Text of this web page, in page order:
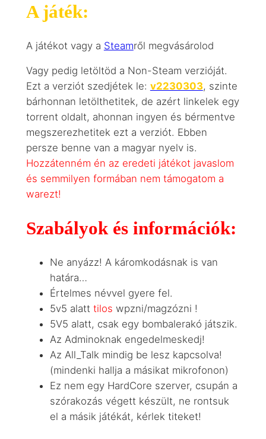
A játék:
A játékot vagy a Steamről megvásárolod
Vagy pedig letöltöd a Non-Steam verzióját.
Ezt a verziót szedjétek le: v2230303, szinte
bárhonnan letölthetitek, de azért linkelek egy
torrent oldalt, ahonnan ingyen és bérmentve
megszerezhetitek ezt a verziót. Ebben
persze benne van a magyar nyelv is.
Hozzátenném én az eredeti játékot javaslom
és semmilyen formában nem támogatom a
warezt!
Szabályok és információk:
Ne anyázz! A káromkodásnak is van
határa…
Értelmes névvel gyere fel.
5v5 alatt tilos wpzni/magzózni !
5V5 alatt, csak egy bombalerakó játszik.
Az Adminoknak engedelmeskedj!
Az All_Talk mindig be lesz kapcsolva!
(mindenki hallja a másikat mikrofonon)
Ez nem egy HardCore szerver, csupán a
szórakozás végett készült, ne rontsuk
el a másik játékát, kérlek titeket!